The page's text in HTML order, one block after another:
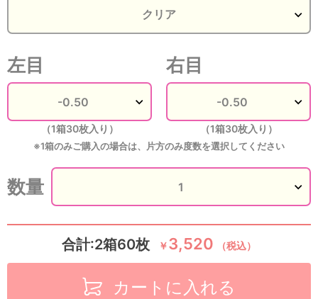
左目
（1箱30枚入り）
右目
（1箱30枚入り）
※1箱のみご購入の場合は、片方のみ度数を選択してください
数量
合計:2箱60枚 ￥3,520 （税込）
カートに入れる